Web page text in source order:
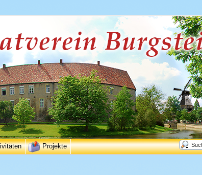
Projekte